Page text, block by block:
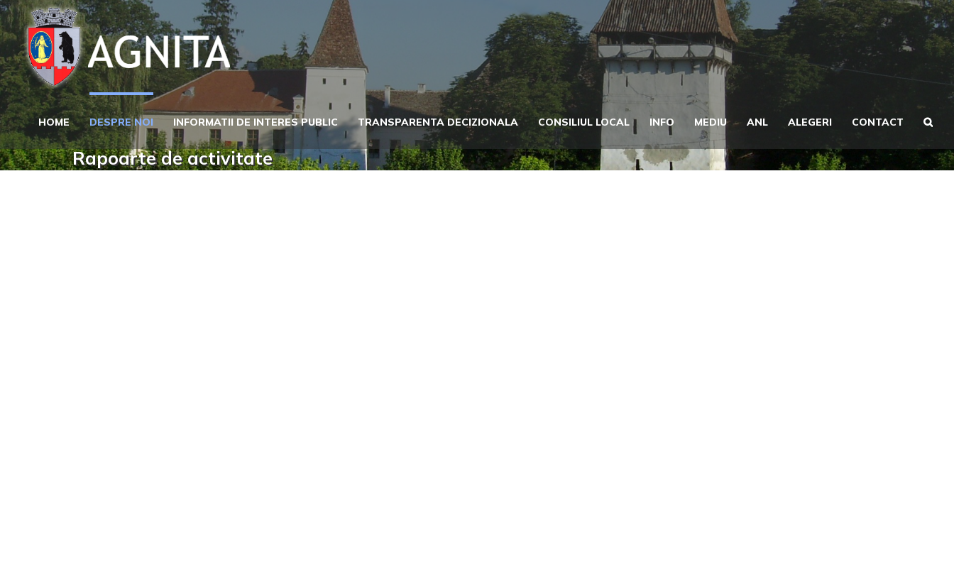
Skip
to
content
HOME DESPRE NOI INFORMATII DE INTERES PUBLIC TRANSPARENTA DECIZIONALA CONSILIUL LOCAL INFO MEDIU ANL ALEGERI CONTACT
Rapoarte de activitate